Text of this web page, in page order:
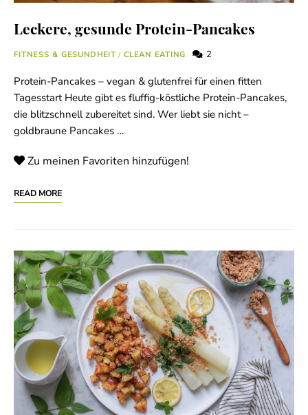
Leckere, gesunde Protein-Pancakes
FITNESS & GESUNDHEIT / CLEAN EATING 2
Protein-Pancakes – vegan & glutenfrei für einen fitten
Tagesstart Heute gibt es fluffig-köstliche Protein-Pancakes,
die blitzschnell zubereitet sind. Wer liebt sie nicht –
goldbraune Pancakes …
Zu meinen Favoriten hinzufügen!
READ MORE